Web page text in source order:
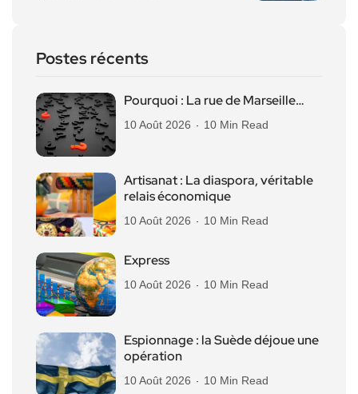
Postes récents
Pourquoi : La rue de Marseille…
10 Août 2026 10 Min Read
Artisanat : La diaspora, véritable
relais économique
10 Août 2026 10 Min Read
Express
10 Août 2026 10 Min Read
Espionnage : la Suède déjoue une
opération
10 Août 2026 10 Min Read